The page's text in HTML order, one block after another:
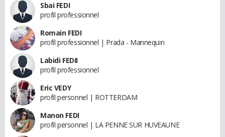
Sbai FEDI
profil professionnel
Romain FEDI
profil professionnel | Prada - Mannequin
Labidi FEDII
profil professionnel
Eric VEDY
profil personnel | ROTTERDAM
Manon FEDI
profil personnel | LA PENNE SUR HUVEAUNE